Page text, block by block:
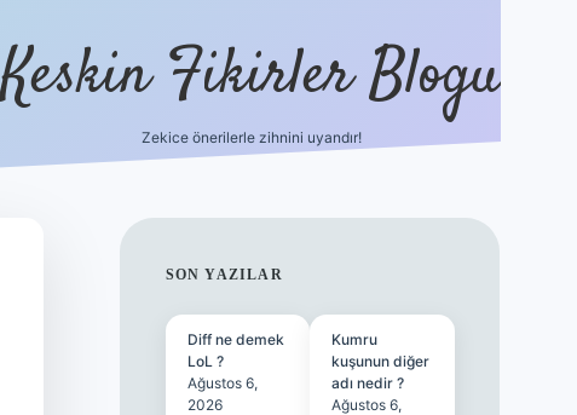
Keskin Fikirler Blogu
Zekice önerilerle zihnini uyandır!
SIDEBAR
SON YAZILAR
Diff ne demek
LoL ?
Ağustos 6,
2026
Kumru
kuşunun diğer
adı nedir ?
Ağustos 6,